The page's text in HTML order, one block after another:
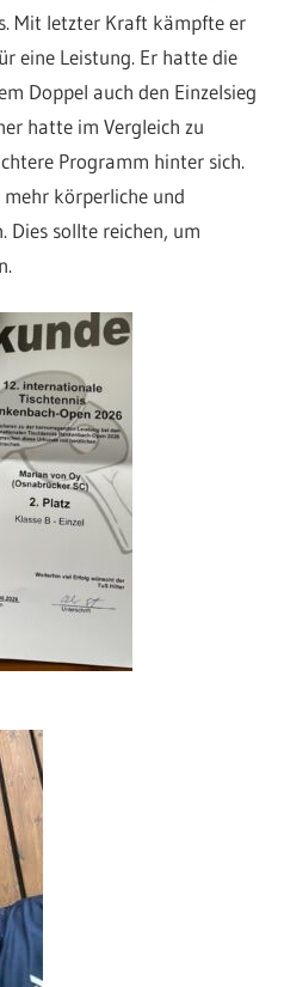
Mit letzter Kraft kämpfte er
eine Leistung. Er hatte die
Doppel auch den Einzelsieg
hatte im Vergleich zu
Programm hinter sich.
körperliche und
Dies sollte reichen, um